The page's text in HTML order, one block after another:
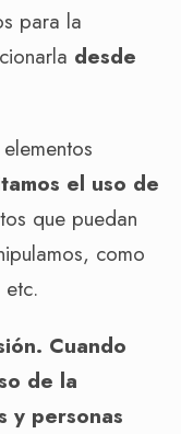
para la
desde
el uso de
que puedan
como
Cuando
de la
y personas